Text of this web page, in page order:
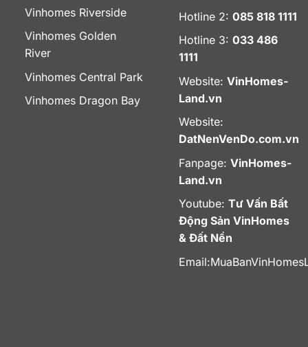
Vinhomes Riverside
Vinhomes Golden
River
Vinhomes Central Park
Vinhomes Dragon Bay
Hotline 2: 085 818 1111
Hotline 3: 033 486
1111
Website: VinHomes-
Land.vn
Website:
DatNenVenDo.com.vn
Fanpage: VinHomes-
Land.vn
Youtube: Tư Vấn Bất
Động Sản VinHomes
& Đất Nền
Email: